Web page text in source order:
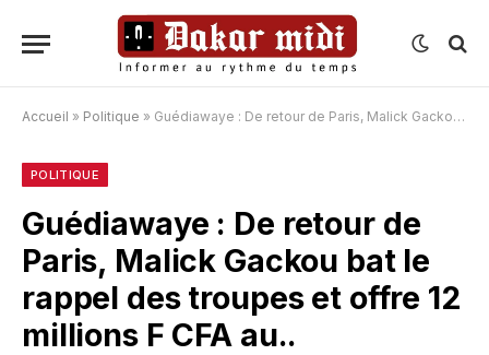
Accueil » Politique » Guédiawaye : De retour de Paris, Malick Gackou bat le rappel des troupes et offre 12 millions F CFA au..
POLITIQUE
Guédiawaye : De retour de
Paris, Malick Gackou bat le
rappel des troupes et offre 12
millions F CFA au..